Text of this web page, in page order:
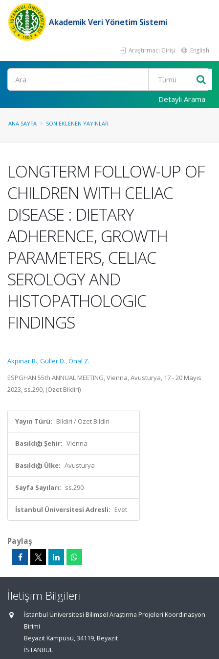
Akademik Veri Yönetim Sistemi
Araştırmacı Girişi English
Ara
Detaylı Arama
ANA SAYFA SON EKLENEN YAYINLAR
LONGTERM FOLLOW-UP OF
CHILDREN WITH CELIAC
DISEASE : DIETARY
ADHERENCE, GROWTH
PARAMETERS, CELIAC
SEROLOGY AND
HISTOPATHOLOGIC
FINDINGS
Akpınar B.,Güller D.,Önal Z.
ESPGHAN 55th ANNUAL MEETING, Vienna, Avusturya, 17 - 20 Mayıs
2023, ss.290, (Özet Bildiri)
Yayın Türü: Bildiri / Özet Bildiri
Basıldığı Şehir: Vienna
Basıldığı Ülke: Avusturya
Sayfa Sayıları: ss.290
İstanbul Üniversitesi Adresli: Evet
Paylaş
İletişim Bilgileri
İstanbul Üniversitesi Bilimsel Araştırma Projeleri Koordinasyon
Birimi
Beyazıt Kampüsü, 34119, Beyazıt
İSTANBUL